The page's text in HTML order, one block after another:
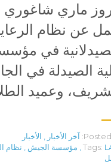
ماري شاغوري
عن نظام
في
الصيدلة في
وعميد
Posted آخر الأخبار , الأخبار
Tags:
, مؤسسة الجيش , نظام